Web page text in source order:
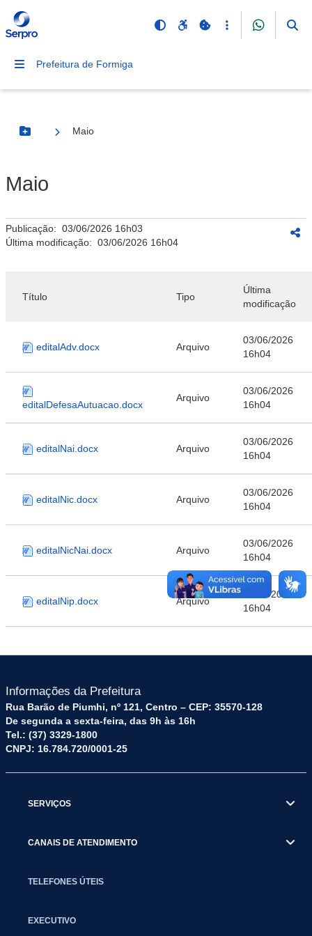
Prefeitura de Formiga
Botão Menu
Maio
Maio
Publicação: 03/06/2026 16h03
Última modificação: 03/06/2026 16h04
Título Tipo
Última
modificação
editalAdv.docx Arquivo
03/06/2026
16h04
editalDefesaAutuacao.docx
Arquivo
03/06/2026
16h04
editalNai.docx Arquivo
03/06/2026
16h04
editalNic.docx Arquivo
03/06/2026
16h04
editalNicNai.docx Arquivo
03/06/2026
16h04
editalNip.docx Arquivo
03/06/2026
16h04
Informações da Prefeitura
Rua Barão de Piumhi, nº 121, Centro – CEP: 35570-128
De segunda a sexta-feira, das 9h às 16h
Tel.: (37) 3329-1800
CNPJ: 16.784.720/0001-25
SERVIÇOS
CANAIS DE ATENDIMENTO
TELEFONES ÚTEIS
EXECUTIVO